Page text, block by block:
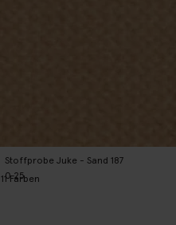
Stoffprobe Juke - Sand 187
0.25
11Farben